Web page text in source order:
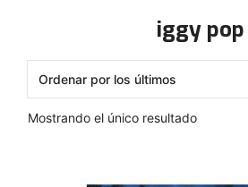
iggy pop
Mostrando el único resultado